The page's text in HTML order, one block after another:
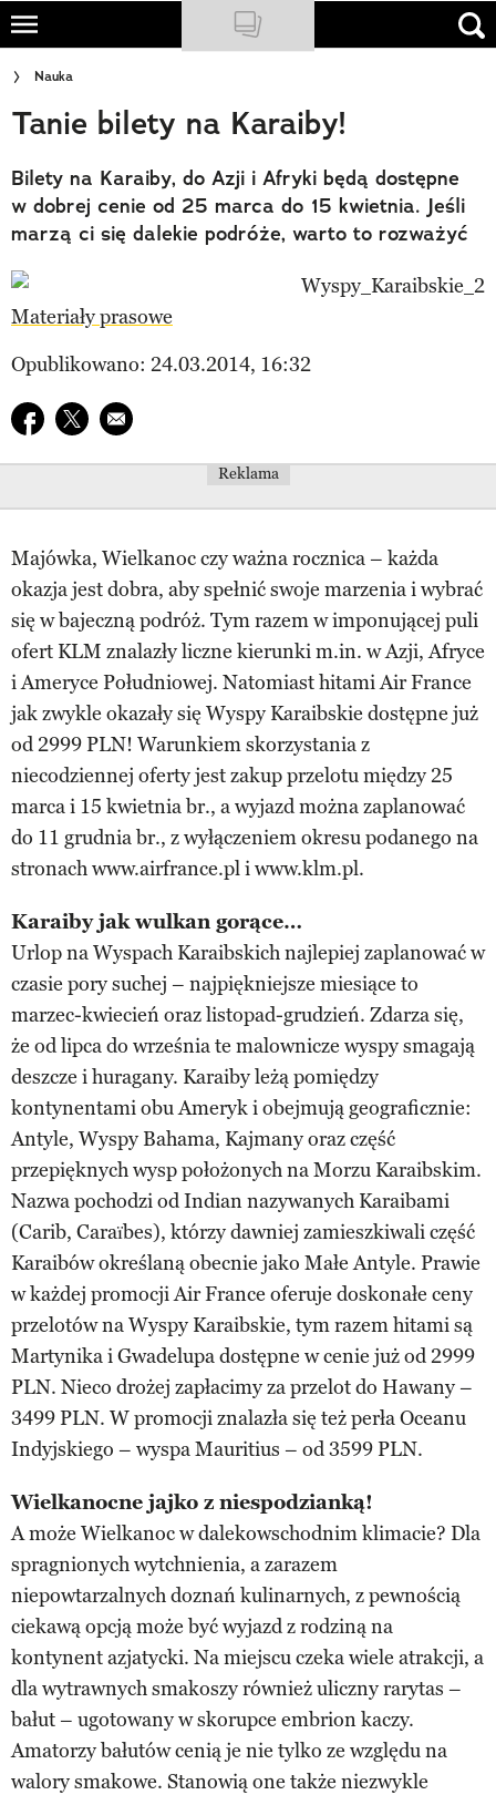
Skip
main
content
NATIONAL GEOGRAPHIC
TRAVELER
PODCASTY
Sklep
Newsletter
Cuda Polski
Wielki Konkurs Fotograficzny
Trendbook Podróżniczy
Polecane
Nauka
Tanie bilety na Karaiby!
Bilety na Karaiby, do Azji i Afryki będą dostępne
w dobrej cenie od 25 marca do 15 kwietnia. Jeśli
marzą ci się dalekie podróże, warto to rozważyć
Materiały prasowe
Opublikowano: 24.03.2014, 16:32
Udostępnij na facebook
Udostępnij na twitter
E-mail do przyjaciela
Reklama
Majówka, Wielkanoc czy ważna rocznica – każda
okazja jest dobra, aby spełnić swoje marzenia i wybrać
się w bajeczną podróż. Tym razem w imponującej puli
ofert KLM znalazły liczne kierunki m.in. w Azji, Afryce
i Ameryce Południowej. Natomiast hitami Air France
jak zwykle okazały się Wyspy Karaibskie dostępne już
od 2999 PLN! Warunkiem skorzystania z
niecodziennej oferty jest zakup przelotu między 25
marca i 15 kwietnia br., a wyjazd można zaplanować
do 11 grudnia br., z wyłączeniem okresu podanego na
stronach www.airfrance.pl i www.klm.pl.
Karaiby jak wulkan gorące…
Urlop na Wyspach Karaibskich najlepiej zaplanować w
czasie pory suchej – najpiękniejsze miesiące to
marzec-kwiecień oraz listopad-grudzień. Zdarza się,
że od lipca do września te malownicze wyspy smagają
deszcze i huragany. Karaiby leżą pomiędzy
kontynentami obu Ameryk i obejmują geograficznie:
Antyle, Wyspy Bahama, Kajmany oraz część
przepięknych wysp położonych na Morzu Karaibskim.
Nazwa pochodzi od Indian nazywanych Karaibami
(Carib, Caraïbes), którzy dawniej zamieszkiwali część
Karaibów określaną obecnie jako Małe Antyle. Prawie
w każdej promocji Air France oferuje doskonałe ceny
przelotów na Wyspy Karaibskie, tym razem hitami są
Martynika i Gwadelupa dostępne w cenie już od 2999
PLN. Nieco drożej zapłacimy za przelot do Hawany –
3499 PLN. W promocji znalazła się też perła Oceanu
Indyjskiego – wyspa Mauritius – od 3599 PLN.
Wielkanocne jajko z niespodzianką!
A może Wielkanoc w dalekowschodnim klimacie? Dla
spragnionych wytchnienia, a zarazem
niepowtarzalnych doznań kulinarnych, z pewnością
ciekawą opcją może być wyjazd z rodziną na
kontynent azjatycki. Na miejscu czeka wiele atrakcji, a
dla wytrawnych smakoszy również uliczny rarytas –
bałut – ugotowany w skorupce embrion kaczy.
Amatorzy bałutów cenią je nie tylko ze względu na
walory smakowe. Stanowią one także niezwykle